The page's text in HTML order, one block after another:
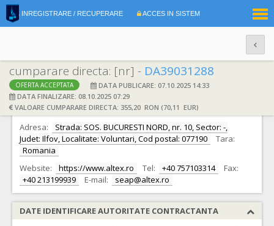
INREGISTRARE / RECUPERARE ACCES IN SISTEM
cumparare directa: [nr] - DA39031288
OFERTA ACCEPTATA
DATA PUBLICARE: 07.10.2025 14:33
DATA FINALIZARE: 08.10.2025 07:29
VALOARE CUMPARARE DIRECTA: 355,20 RON (70,11 EUR)
DATE IDENTIFICARE OFERTANT
Ofertant: S.C. ALTEX ROMANIA S.R.L. CIF: 2864518
Adresa:
Strada: SOS. BUCURESTI NORD, nr. 10, Sector: -,
Judet: Ilfov, Localitate: Voluntari, Cod postal: 077190
Tara:
Romania
Website:
https://www.altex.ro Tel: +40 757103314
Fax:
+40 213199939
E-mail: seap@altex.ro
DATE IDENTIFICARE AUTORITATE CONTRACTANTA